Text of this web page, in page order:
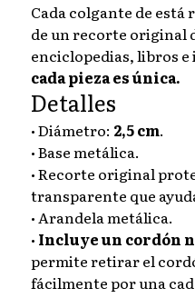
Cada colgante de está
de un recorte original
enciclopedias, libros
cada pieza es única.
Detalles
• Diámetro: 2,5 cm.
• Base metálica.
• Recorte original
transparente que
• Arandela metálica.
• Incluye un cordón
permite retirar el
fácilmente por una